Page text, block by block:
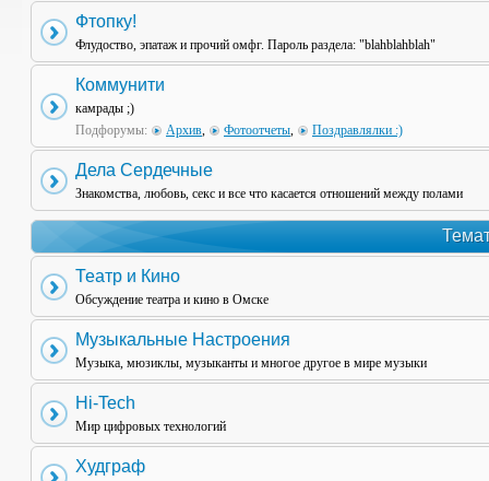
Фтопку!
Флудоство, эпатаж и прочий омфг. Пароль раздела: "blahblahblah"
Коммунити
камрады ;)
Подфорумы:
Архив, Фотоотчеты, Поздравлялки :)
Дела Сердечные
Знакомства, любовь, секс и все что касается отношений между полами
Театр и Кино
Обсуждение театра и кино в Омске
Музыкальные Настроения
Музыка, мюзиклы, музыканты и многое другое в мире музыки
Hi-Tech
Мир цифровых технологий
Худграф